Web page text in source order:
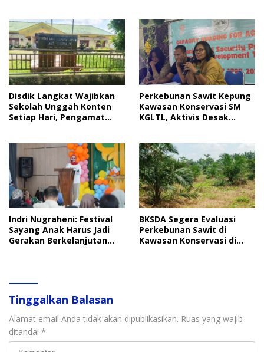
Disdik Langkat Wajibkan
Sekolah Unggah Konten
Setiap Hari, Pengamat
Perkebunan Sawit Kepung
Kawasan Konservasi SM
KGLTL, Aktivis Desak
Indri Nugraheni: Festival
Sayang Anak Harus Jadi
Gerakan Berkelanjutan
BKSDA Segera Evaluasi
Perkebunan Sawit di
Kawasan Konservasi di
Tinggalkan Balasan
Alamat email Anda tidak akan dipublikasikan. Ruas yang wajib
ditandai *